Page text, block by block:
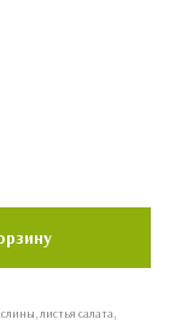
листья салата,